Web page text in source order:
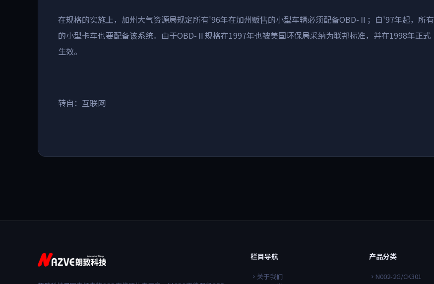
在规格的实施上，加州大气资源局规定所有'96年在加州贩售的小型车辆必须配备OBD- Ⅱ；自'97年起，所有
的小型卡车也要配备该系统。由于OBD- Ⅱ规格在1997年也被美国环保局采纳为联邦标准，并在1998年正式
生效。
转自：互联网
栏目导航
关于我们
产品分类
N002-2G/CK301